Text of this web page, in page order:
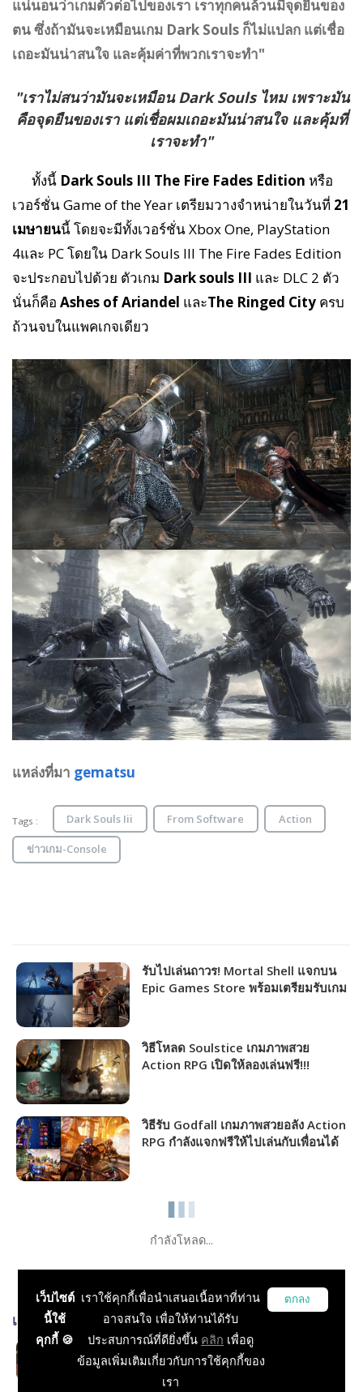
แน่นอนว่าเกมตัวต่อไปของเรา เราทุกคนล้วนมีจุดยืนของ
ตน ซึ่งถ้ามันจะเหมือนเกม Dark Souls ก็ไม่แปลก แต่เชื่อ
เถอะมันน่าสนใจ และคุ้มค่าที่พวกเราจะทำ"
"เราไม่สนว่ามันจะเหมือน Dark Souls ไหม เพราะมัน
คือจุดยืนของเรา แต่เชื่อผมเถอะมันน่าสนใจ และคุ้มที่
เราจะทำ"
ทั้งนี้ Dark Souls III The Fire Fades Edition หรือ
เวอร์ชั่น Game of the Year เตรียมวางจำหน่ายในวันที่ 21
เมษายนนี้ โดยจะมีทั้งเวอร์ชั่น Xbox One, PlayStation
4และ PC โดยใน Dark Souls III The Fire Fades Edition
จะประกอบไปด้วย ตัวเกม Dark souls III และ DLC 2 ตัว
นั่นก็คือ Ashes of Ariandel และThe Ringed City ครบ
ถ้วนจบในแพคเกจเดียว
แหล่งที่มา gematsu
Tags : Dark Souls Iii From Software Action
ข่าวเกม-Console
รับไปเล่นถาวร! Mortal Shell แจกบน
Epic Games Store พร้อมเตรียมรับเกม
วิธีโหลด Soulstice เกมภาพสวย
Action RPG เปิดให้ลองเล่นฟรี!!!
วิธีรับ Godfall เกมภาพสวยอลัง Action
RPG กำลังแจกฟรีให้ไปเล่นกับเพื่อนได้
กำลังโหลด...
เกมส์ที่เกี่ยวข้อง
Dark Souls III
Action
เว็บไซต์
นี้ใช้
คุกกี้ 🍪
เราใช้คุกกี้เพื่อนำเสนอเนื้อหาที่ท่าน
อาจสนใจ เพื่อให้ท่านได้รับ
ประสบการณ์ที่ดียิ่งขึ้น คลิก เพื่อดู
ข้อมูลเพิ่มเติมเกี่ยวกับการใช้คุกกี้ของ
เรา
ตกลง